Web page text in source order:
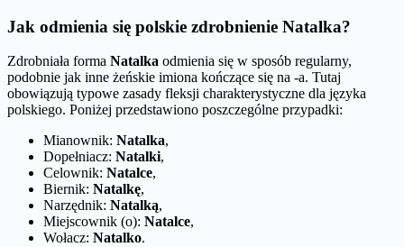
Jak odmienia się polskie zdrobnienie Natalka?
Zdrobniała forma Natalka odmienia się w sposób regularny,
podobnie jak inne żeńskie imiona kończące się na -a. Tutaj
obowiązują typowe zasady fleksji charakterystyczne dla języka
polskiego. Poniżej przedstawiono poszczególne przypadki:
Mianownik: Natalka,
Dopełniacz: Natalki,
Celownik: Natalce,
Biernik: Natalkę,
Narzędnik: Natalką,
Miejscownik (o): Natalce,
Wołacz: Natalko.